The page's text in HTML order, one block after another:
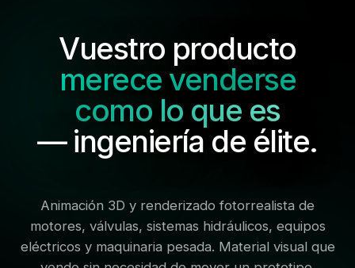
Vuestro producto
merece venderse
como lo que es
— ingeniería de élite.
Animación 3D y renderizado fotorrealista de
motores, válvulas, sistemas hidráulicos, equipos
eléctricos y maquinaria pesada. Material visual que